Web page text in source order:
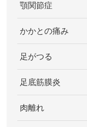
顎関節症
かかとの痛み
足がつる
足底筋膜炎
肉離れ